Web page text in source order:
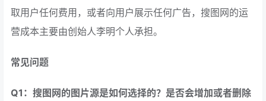
取用户任何费用，或者向用户展示任何广告，搜图网的运
营成本主要由创始人李明个人承担。
常见问题
Q1：搜图网的图片源是如何选择的？是否会增加或者删除